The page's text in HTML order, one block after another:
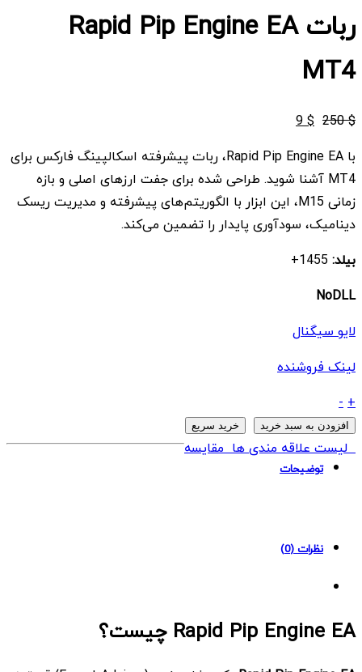
ربات Rapid Pip Engine EA
MT4
$
250
قیمت
$ 250
بود.
$
9 قیمت
$ 9
است.
با Rapid Pip Engine EA، ربات پیشرفته اسکالپینگ فارکس برای
MT4 آشنا شوید. طراحی شده برای جفت ارزهای اصلی و بازه
زمانی M15، این ابزار با الگوریتم‌های پیشرفته و مدیریت ریسک
دینامیک، سودآوری پایدار را تضمین می‌کند.
بیلد:
NoDLL
لایو سیگنال
لینک فروشنده
ربات
Rapid
Pip
Engine
+
-
افزودن به سبد خرید خرید سریع
لیست علاقه مندی هامقایسه
توضیحات
نظرات (0)
Rapid Pip Engine EA چیست؟